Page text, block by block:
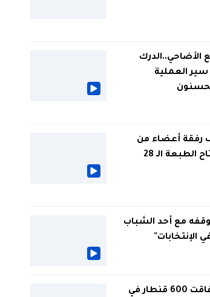
الأضاحي..الدرك
العملية
رفقة أعضاء من
الحكومة على افتتاح الطبعة الـ 28
مع أحد الشباب
الإنتخابات"
الوادي: بمردودية فاقت 600 قنطار في